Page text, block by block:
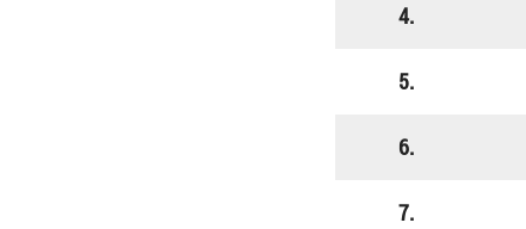
4.
5.
6.
7.